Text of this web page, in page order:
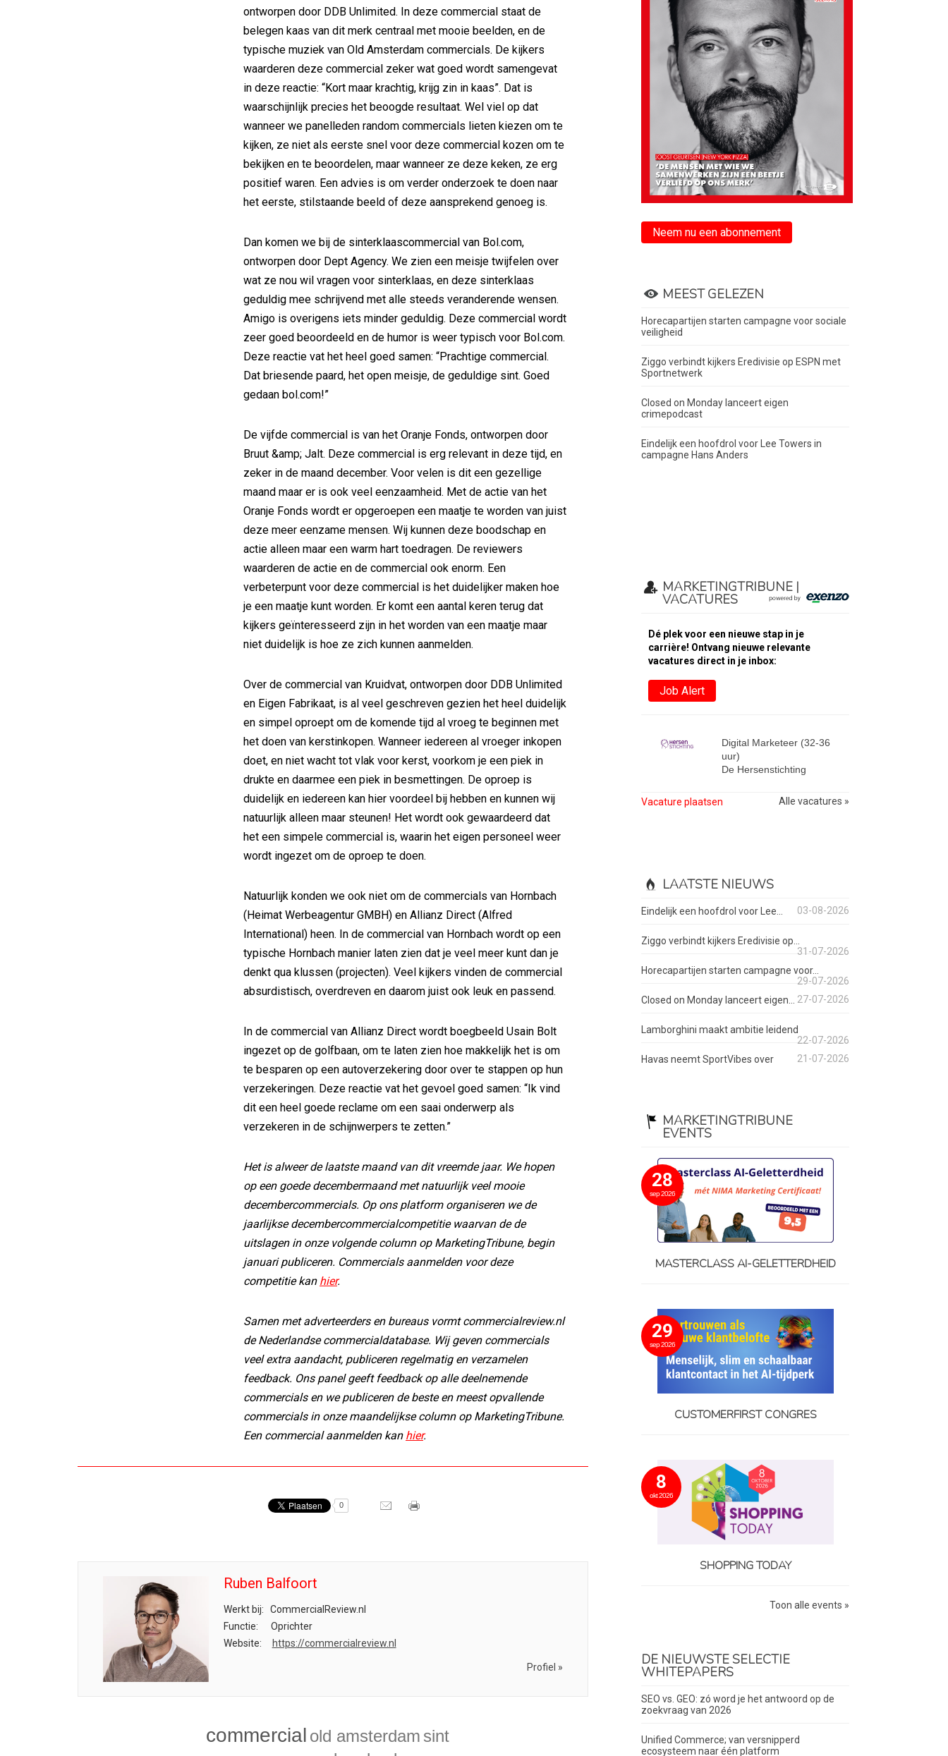
ontworpen door DDB Unlimited. In deze commercial staat de
belegen kaas van dit merk centraal met mooie beelden, en de
typische muziek van Old Amsterdam commercials. De kijkers
waarderen deze commercial zeker wat goed wordt samengevat
in deze reactie: “Kort maar krachtig, krijg zin in kaas”. Dat is
waarschijnlijk precies het beoogde resultaat. Wel viel op dat
wanneer we panelleden random commercials lieten kiezen om te
kijken, ze niet als eerste snel voor deze commercial kozen om te
bekijken en te beoordelen, maar wanneer ze deze keken, ze erg
positief waren. Een advies is om verder onderzoek te doen naar
het eerste, stilstaande beeld of deze aansprekend genoeg is.
Dan komen we bij de sinterklaascommercial van Bol.com,
ontworpen door Dept Agency. We zien een meisje twijfelen over
wat ze nou wil vragen voor sinterklaas, en deze sinterklaas
geduldig mee schrijvend met alle steeds veranderende wensen.
Amigo is overigens iets minder geduldig. Deze commercial wordt
zeer goed beoordeeld en de humor is weer typisch voor Bol.com.
Deze reactie vat het heel goed samen: “Prachtige commercial.
Dat briesende paard, het open meisje, de geduldige sint. Goed
gedaan bol.com!”
De vijfde commercial is van het Oranje Fonds, ontworpen door
Bruut &amp; Jalt. Deze commercial is erg relevant in deze tijd, en
zeker in de maand december. Voor velen is dit een gezellige
maand maar er is ook veel eenzaamheid. Met de actie van het
Oranje Fonds wordt er opgeroepen een maatje te worden van juist
deze meer eenzame mensen. Wij kunnen deze boodschap en
actie alleen maar een warm hart toedragen. De reviewers
waarderen de actie en de commercial ook enorm. Een
verbeterpunt voor deze commercial is het duidelijker maken hoe
je een maatje kunt worden. Er komt een aantal keren terug dat
kijkers geïnteresseerd zijn in het worden van een maatje maar
niet duidelijk is hoe ze zich kunnen aanmelden.
Over de commercial van Kruidvat, ontworpen door DDB Unlimited
en Eigen Fabrikaat, is al veel geschreven gezien het heel duidelijk
en simpel oproept om de komende tijd al vroeg te beginnen met
het doen van kerstinkopen. Wanneer iedereen al vroeger inkopen
doet, en niet wacht tot vlak voor kerst, voorkom je een piek in
drukte en daarmee een piek in besmettingen. De oproep is
duidelijk en iedereen kan hier voordeel bij hebben en kunnen wij
natuurlijk alleen maar steunen! Het wordt ook gewaardeerd dat
het een simpele commercial is, waarin het eigen personeel weer
wordt ingezet om de oproep te doen.
Natuurlijk konden we ook niet om de commercials van Hornbach
(Heimat Werbeagentur GMBH) en Allianz Direct (Alfred
International) heen. In de commercial van Hornbach wordt op een
typische Hornbach manier laten zien dat je veel meer kunt dan je
denkt qua klussen (projecten). Veel kijkers vinden de commercial
absurdistisch, overdreven en daarom juist ook leuk en passend.
In de commercial van Allianz Direct wordt boegbeeld Usain Bolt
ingezet op de golfbaan, om te laten zien hoe makkelijk het is om
te besparen op een autoverzekering door over te stappen op hun
verzekeringen. Deze reactie vat het gevoel goed samen: “Ik vind
dit een heel goede reclame om een saai onderwerp als
verzekeren in de schijnwerpers te zetten.”
Het is alweer de laatste maand van dit vreemde jaar. We hopen
op een goede decembermaand met natuurlijk veel mooie
decembercommercials. Op ons platform organiseren we de
jaarlijkse decembercommercialcompetitie waarvan de de
uitslagen in onze volgende column op MarketingTribune, begin
januari publiceren. Commercials aanmelden voor deze
competitie kan hier.
Samen met adverteerders en bureaus vormt commercialreview.nl
de Nederlandse commercialdatabase. Wij geven commercials
veel extra aandacht, publiceren regelmatig en verzamelen
feedback. Ons panel geeft feedback op alle deelnemende
commercials en we publiceren de beste en meest opvallende
commercials in onze maandelijkse column op MarketingTribune.
Een commercial aanmelden kan hier.
0
Ruben Balfoort
Werkt bij:
CommercialReview.nl
Functie:
Oprichter
Website:
https://commercialreview.nl
Profiel »
commercial old amsterdam sint
Neem nu een abonnement
MEEST GELEZEN
Horecapartijen starten campagne voor sociale
veiligheid
Ziggo verbindt kijkers Eredivisie op ESPN met
Sportnetwerk
Closed on Monday lanceert eigen
crimepodcast
Eindelijk een hoofdrol voor Lee Towers in
campagne Hans Anders
MARKETINGTRIBUNE |
VACATURES
Dé plek voor een nieuwe stap in je
carrière! Ontvang nieuwe relevante
vacatures direct in je inbox:
Job Alert
Digital Marketeer (32-36
uur)
De Hersenstichting
Vacature plaatsen Alle vacatures »
LAATSTE NIEUWS
Eindelijk een hoofdrol voor Lee... 03-08-2026
Ziggo verbindt kijkers Eredivisie op...
31-07-2026
Horecapartijen starten campagne voor...
29-07-2026
Closed on Monday lanceert eigen...
27-07-2026
Lamborghini maakt ambitie leidend
22-07-2026
Havas neemt SportVibes over
21-07-2026
MARKETINGTRIBUNE
EVENTS
28
sep 2026
MASTERCLASS AI-GELETTERDHEID
29
sep 2026
CUSTOMERFIRST CONGRES
8
okt 2026
SHOPPING TODAY
Toon alle events »
DE NIEUWSTE SELECTIE
WHITEPAPERS
SEO vs. GEO: zó word je het antwoord op de
zoekvraag van 2026
Unified Commerce; van versnipperd
ecosysteem naar één platform